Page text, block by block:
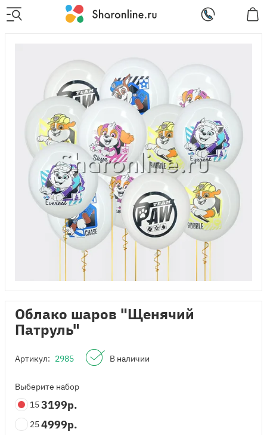
Облако шаров "Щенячий
Патруль"
Артикул: 2985 В наличии
Выберите набор
153199р.
254999р.